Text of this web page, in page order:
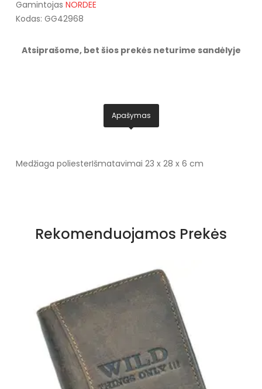
Gamintojas NORDEE
Kodas: GG42968
Atsiprašome, bet šios prekės neturime sandėlyje
Apašymas
Medžiaga poliesterIšmatavimai 23 x 28 x 6 cm
Rekomenduojamos Prekės